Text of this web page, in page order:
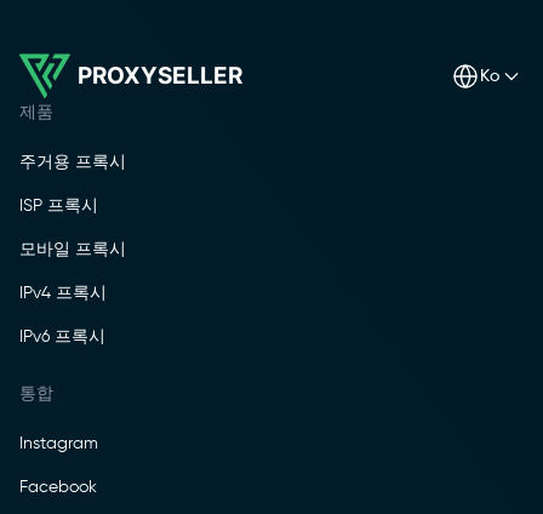
PROXYSELLER ko
제품
주거용 프록시
ISP 프록시
모바일 프록시
IPv4 프록시
IPv6 프록시
통합
Instagram
Facebook